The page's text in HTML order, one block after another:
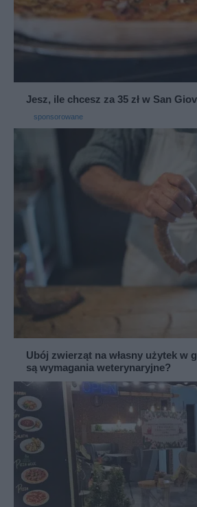
Jesz, ile chcesz za 35 zł w San
sponsorowane
Ubój zwierząt na własny użytek w
są wymagania weterynaryjne?